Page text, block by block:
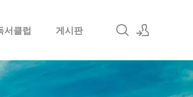
서클럽 게시판